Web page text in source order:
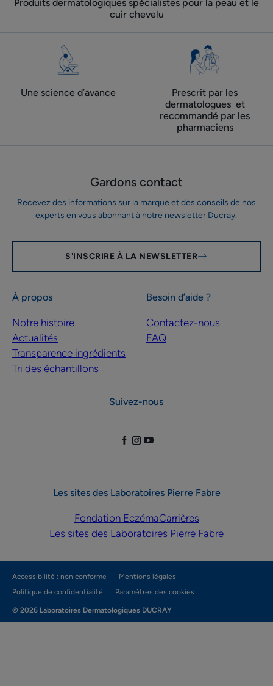
Produits dermatologiques spécialistes pour la peau et le
cuir chevelu
Une science d’avance
Prescrit par les
dermatologues ​ et
recommandé par les
pharmaciens
Gardons contact
Recevez des informations sur la marque et des conseils de nos
experts en vous abonnant à notre newsletter Ducray.
S'INSCRIRE À LA NEWSLETTER
À propos
Notre histoire
Actualités
Transparence ingrédients
Tri des échantillons
Besoin d’aide ?
Contactez-nous
FAQ
Suivez-nous
Les sites des Laboratoires Pierre Fabre
Fondation EczémaCarrières
Les sites des Laboratoires Pierre Fabre
Accessibilité : non conforme
Mentions légales
Politique de confidentialité
Paramètres des cookies
© 2026 Laboratoires Dermatologiques DUCRAY